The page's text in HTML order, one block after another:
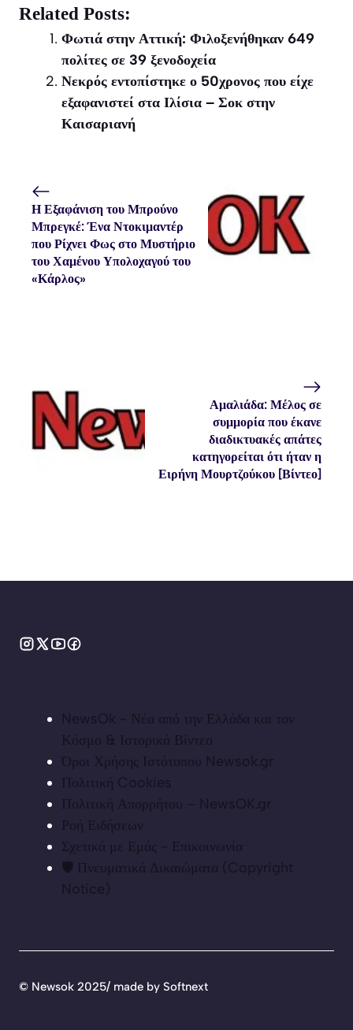
X
(Twitter)
Facebook
WhatsApp
Related Posts:
Φωτιά στην Αττική: Φιλοξενήθηκαν 649
πολίτες σε 39 ξενοδοχεία
Νεκρός εντοπίστηκε ο 50χρονος που είχε
εξαφανιστεί στα Ιλίσια – Σοκ στην
Καισαριανή
Η Εξαφάνιση του Μπρούνο
Μπρεγκέ: Ένα Ντοκιμαντέρ
που Ρίχνει Φως στο Μυστήριο
του Χαμένου Υπολοχαγού του
«Κάρλος»
Αμαλιάδα: Μέλος σε
συμμορία που έκανε
διαδικτυακές απάτες
κατηγορείται ότι ήταν η
Ειρήνη Μουρτζούκου [Βίντεο]
NewsOk - Νέα από την Ελλάδα και τον
Κόσμο & Ιστορικά Βίντεο
Όροι Χρήσης Ιστότοπου Newsok.gr
Πολιτική Cookies
Πολιτική Απορρήτου – NewsOK.gr
Ροή Ειδήσεων
Σχετικά με Εμάς - Επικοινωνία
🛡️ Πνευματικά Δικαιώματα (Copyright
Notice)
© Newsok 2025/ made by Softnext